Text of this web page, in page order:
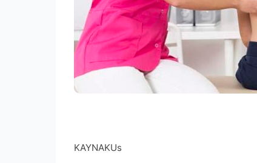
KAYNAKUs